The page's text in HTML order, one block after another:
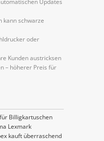
Updates
kann schwarze
oder
Kunden austricksen
– höherer Preis für
Billigkartuschen
Lexmark
kauft überraschend